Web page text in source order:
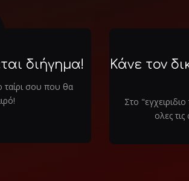
διήγημα!
ταίρι σου που θα
Κάνε τον
Στο
ολες